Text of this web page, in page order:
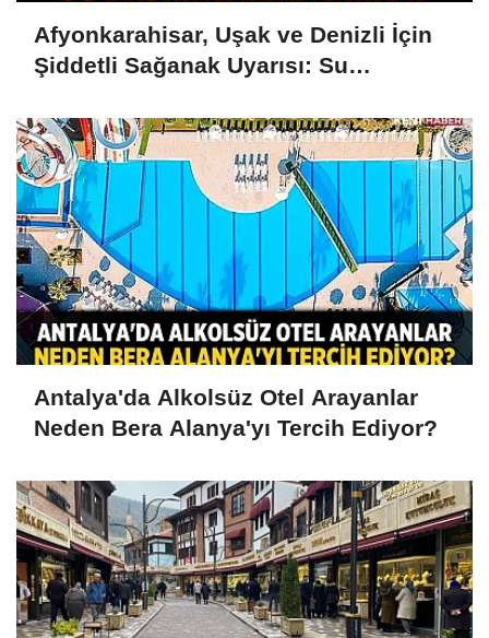
Afyonkarahisar, Uşak ve Denizli İçin
Şiddetli Sağanak Uyarısı: Su
Antalya'da Alkolsüz Otel Arayanlar
Neden Bera Alanya'yı Tercih Ediyor?